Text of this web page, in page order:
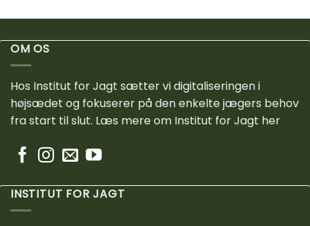
OM OS
Hos Institut for Jagt sætter vi digitaliseringen i
højsædet og fokuserer på den enkelte jægers behov
fra start til slut. Læs mere om Institut for Jagt her
INSTITUT FOR JAGT